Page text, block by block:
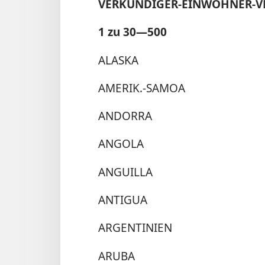
VERKÜNDIGER-EINWOHNER-
1 zu 30—500
ALASKA
AMERIK.-SAMOA
ANDORRA
ANGOLA
ANGUILLA
ANTIGUA
ARGENTINIEN
ARUBA